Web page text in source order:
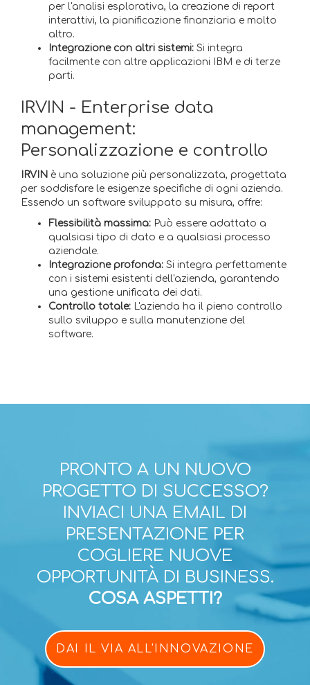
per l'analisi esplorativa, la creazione di report
interattivi, la pianificazione finanziaria e molto
altro.
Integrazione con altri sistemi: Si integra
facilmente con altre applicazioni IBM e di terze
parti.
IRVIN - Enterprise data
management:
Personalizzazione e controllo
IRVIN è una soluzione più personalizzata, progettata
per soddisfare le esigenze specifiche di ogni azienda.
Essendo un software sviluppato su misura, offre:
Flessibilità massima: Può essere adattato a
qualsiasi tipo di dato e a qualsiasi processo
aziendale.
Integrazione profonda: Si integra perfettamente
con i sistemi esistenti dell'azienda, garantendo
una gestione unificata dei dati.
Controllo totale: L'azienda ha il pieno controllo
sullo sviluppo e sulla manutenzione del
software.
PRONTO A UN NUOVO
PROGETTO DI SUCCESSO?
INVIACI UNA EMAIL DI
PRESENTAZIONE PER
COGLIERE NUOVE
OPPORTUNITÀ DI BUSINESS.
COSA ASPETTI?
DAI IL VIA ALL'INNOVAZIONE